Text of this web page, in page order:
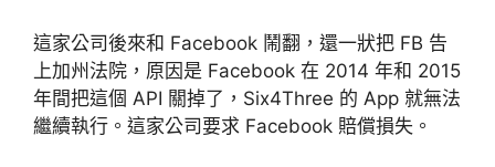
這家公司後來和 Facebook 鬧翻，還一狀把 FB 告
上加州法院，原因是 Facebook 在 2014 年和 2015
年間把這個 API 關掉了，Six4Three 的 App 就無法
繼續執行。這家公司要求 Facebook 賠償損失。